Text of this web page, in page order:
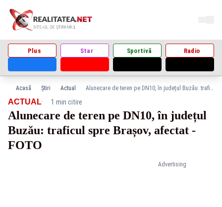
Plus Star Sportivă Radio
Acasă Știri Actual Alunecare de teren pe DN10, în județul Buzău: traficul spre Brașov, afectat - FOTO
Advertising
ACTUAL· 1 min citire
Alunecare de teren pe DN10, în județul
Buzău: traficul spre Brașov, afectat -
FOTO